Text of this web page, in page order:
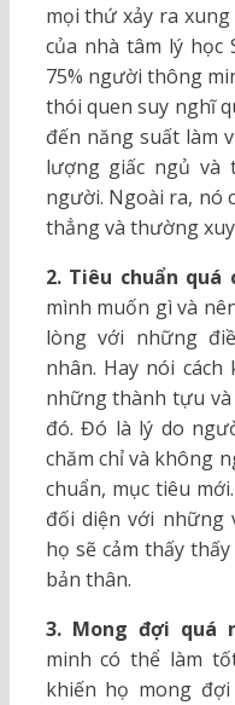
mọi thứ xảy ra
của nhà tâm lý học
75% người thông
thói quen suy nghĩ
đến năng suất làm
lượng giấc ngủ và
người. Ngoài ra, nó
thẳng và thường
2. Tiêu chuẩn quá
mình muốn gì và
lòng với những
nhân. Hay nói
những thành tựu
đó. Đó là lý do
chăm chỉ và không
chuẩn, mục tiêu
đối diện với những
họ sẽ cảm thấy
bản thân.
3. Mong đợi quá
minh có thể làm
khiến họ mong